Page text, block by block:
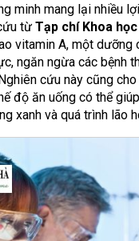
minh mang lại nhiều
từ Tạp chí Khoa
vitamin A, một dưỡng
ngăn ngừa các bệnh
cứu này cũng
độ ăn uống có thể
xanh và quá trình lão